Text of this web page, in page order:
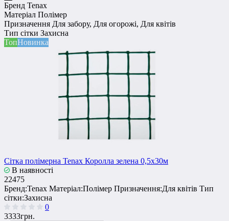
Бренд Tenax
Матеріал Полімер
Призначення Для забору, Для огорожі, Для квітів
Тип сітки Захисна
ТопНовинка
Сітка полімерна Tenax Королла зелена 0,5х30м
В наявності
22475
Бренд:Tenax Матеріал:Полімер Призначення:Для квітів Тип
сітки:Захисна
0
3333грн.